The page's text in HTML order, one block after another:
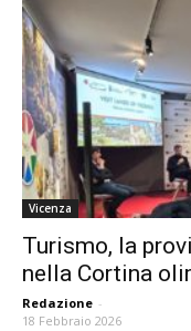
Vicenza
Turismo, la
nella Cortina
Redazione -
18 Febbraio 2026